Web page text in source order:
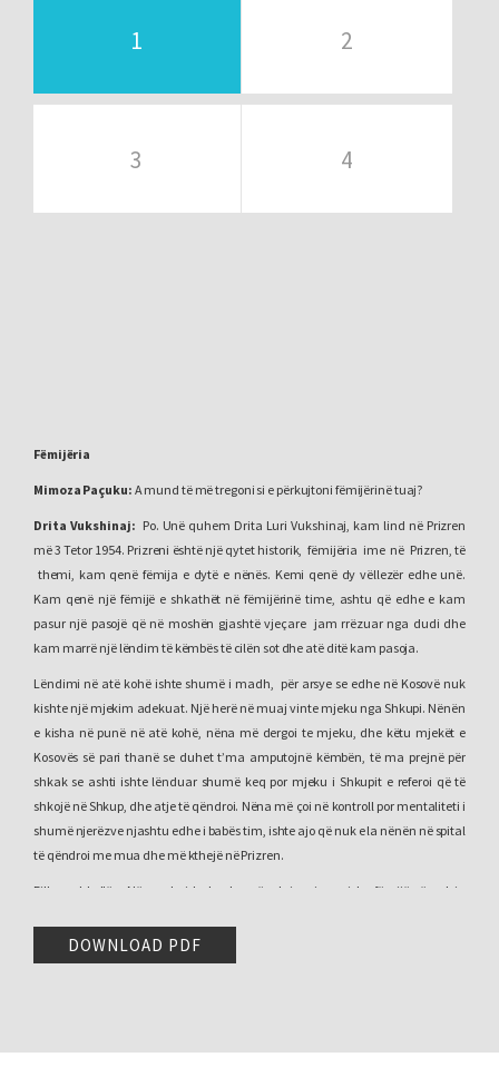
1 2
3 4
Fëmijëria
Mimoza Paçuku: A mund të më tregoni si e përkujtoni fëmijërinë tuaj?
Drita Vukshinaj: Po. Unë quhem Drita Luri Vukshinaj, kam lind në Prizren
më 3 Tetor 1954. Prizreni është një qytet historik, fëmijëria ime në Prizren, të
themi, kam qenë fëmija e dytë e nënës. Kemi qenë dy vëllezër edhe unë.
Kam qenë një fëmijë e shkathët në fëmijërinë time, ashtu që edhe e kam
pasur një pasojë që në moshën gjashtë vjeçare jam rrëzuar nga dudi dhe
kam marrë një lëndim të këmbës të cilën sot dhe atë ditë kam pasoja.
Lëndimi në atë kohë ishte shumë i madh, për arsye se edhe në Kosovë nuk
kishte një mjekim adekuat. Një herë në muaj vinte mjeku nga Shkupi. Nënën
e kisha në punë në atë kohë, nëna më dergoi te mjeku, dhe këtu mjekët e
Kosovës së pari thanë se duhet t’ma amputojnë këmbën, të ma prejnë për
shkak se ashti ishte lënduar shumë keq por mjeku i Shkupit e referoi që të
shkojë në Shkup, dhe atje të qëndroi. Nëna më çoi në kontroll por mentaliteti i
shumë njerëzve njashtu edhe i babës tim, ishte ajo që nuk e la nënën në spital
të qëndroi me mua dhe më kthejë në Prizren.
Fillova shkollën. Nëna u kujdeske shumë ndaj meje por isha fëmijë që nuk ju
tërheqësha, por isha në mesin e tyre gjithnjë. Nëna më vdiq, isha dhjetë vjeç e
gjysmë, ku për neve u kujdes gjyshja, nëna e nënës, sepse babën e kisha nga
DOWNLOAD PDF